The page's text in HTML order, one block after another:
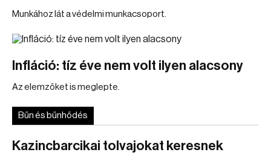
Munkához lát a védelmi munkacsoport.
Infláció: tíz éve nem volt ilyen alacsony
Az elemzőket is meglepte.
Bűn és bűnhődés
Kazincbarcikai tolvajokat keresnek